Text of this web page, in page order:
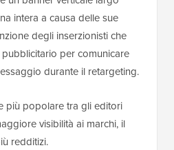
intera a causa delle sue
degli inserzionisti che
per comunicare
durante il retargeting.
più popolare tra gli editori
visibilità ai marchi, il
redditizi.